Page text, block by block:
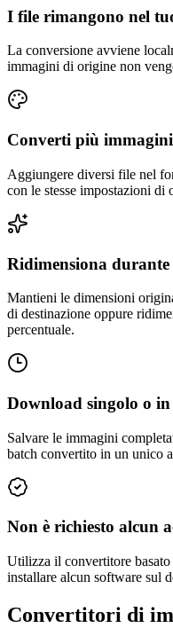
I file rimangono nel
La conversione avviene
immagini di origine non
Converti più
Aggiungere diversi file nel
con le stesse impostazioni di
Ridimensiona durante
Mantieni le dimensioni
di destinazione oppure
percentuale.
Download singolo o
Salvare le immagini
batch convertito in un unico
Non è richiesto alcun
Utilizza il convertitore
installare alcun software sul
Convertitori di